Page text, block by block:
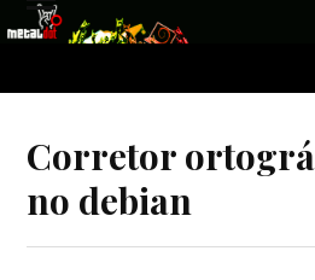
Corretor
no debian